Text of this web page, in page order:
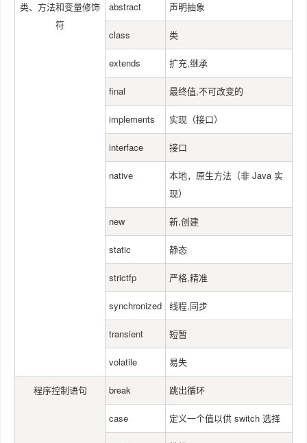
类、方法和变量修饰
符
abstract 声明抽象
class 类
extends 扩充,继承
final 最终值,不可改变的
implements 实现（接口）
interface 接口
native
本地，原生方法（非 Java 实
现）
new 新,创建
static 静态
strictfp 严格,精准
synchronized 线程,同步
transient 短暂
volatile 易失
程序控制语句 break 跳出循环
case 定义一个值以供 switch 选择